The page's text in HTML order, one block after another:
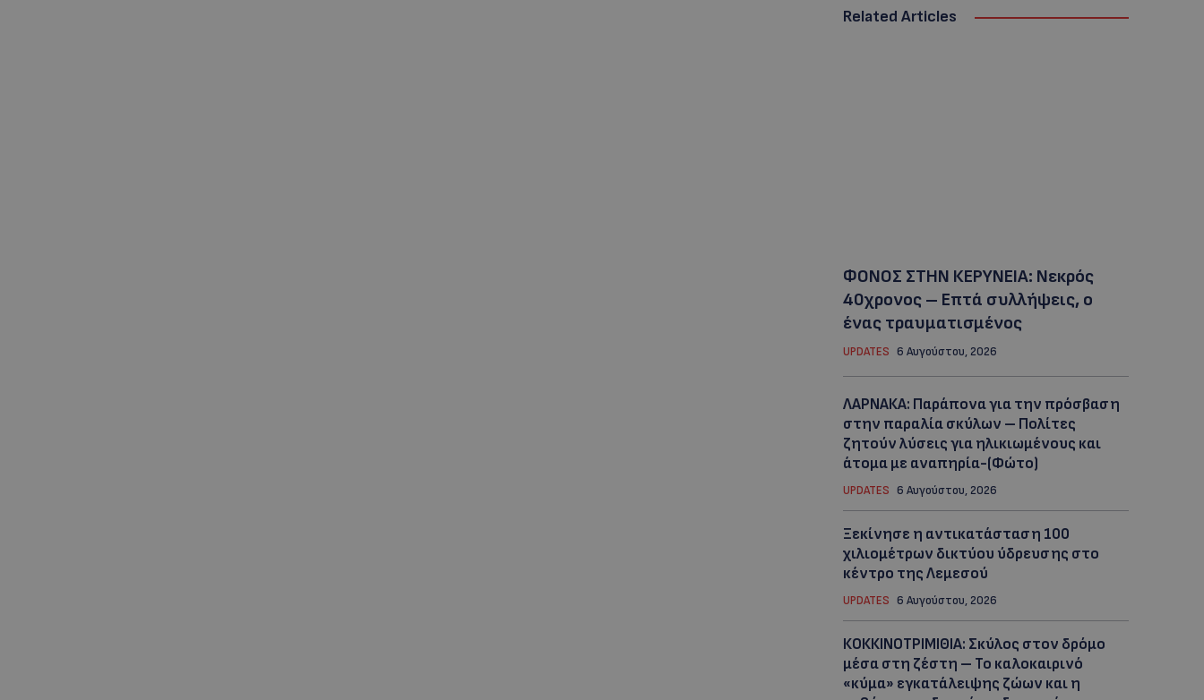
Related Articles
ΦΟΝΟΣ ΣΤΗΝ ΚΕΡΥΝΕΙΑ: Νεκρός
40χρονος – Επτά συλλήψεις, ο
ένας τραυματισμένος
UPDATES 6 Αυγούστου, 2026
ΛΑΡΝΑΚΑ: Παράπονα για την πρόσβαση
στην παραλία σκύλων – Πολίτες
ζητούν λύσεις για ηλικιωμένους και
άτομα με αναπηρία-(Φώτο)
UPDATES 6 Αυγούστου, 2026
Ξεκίνησε η αντικατάσταση 100
χιλιομέτρων δικτύου ύδρευσης στο
κέντρο της Λεμεσού
UPDATES 6 Αυγούστου, 2026
ΚΟΚΚΙΝΟΤΡΙΜΙΘΙΑ: Σκύλος στον δρόμο
μέσα στη ζέστη – Το καλοκαιρινό
«κύμα» εγκατάλειψης ζώων και η